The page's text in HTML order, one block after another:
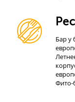
Бар у
Фито-